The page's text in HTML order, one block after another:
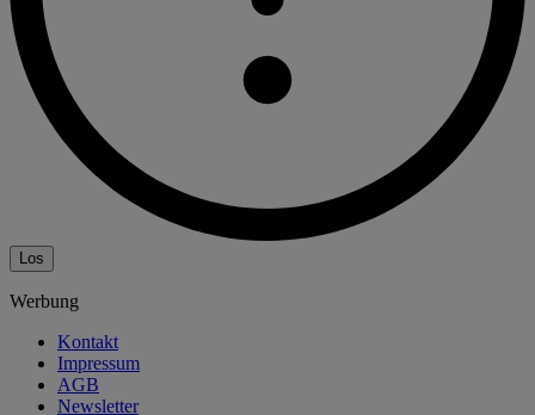
Los
Werbung
Kontakt
Impressum
AGB
Newsletter